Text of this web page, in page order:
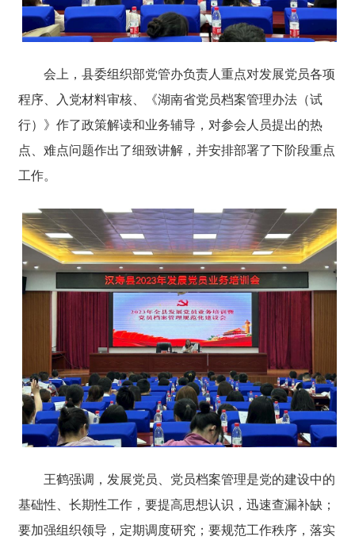
会上，县委组织部党管办负责人重点对发展党员各项
程序、入党材料审核、《湖南省党员档案管理办法（试
行）》作了政策解读和业务辅导，对参会人员提出的热
点、难点问题作出了细致讲解，并安排部署了下阶段重点
工作。
王鹤强调，发展党员、党员档案管理是党的建设中的
基础性、长期性工作，要提高思想认识，迅速查漏补缺；
要加强组织领导，定期调度研究；要规范工作秩序，落实